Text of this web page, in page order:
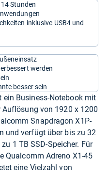
Stunden
inklusive USB4 und
werden
besser sein
ein Business-Notebook mit
Auflösung von 1920 x 1200
Snapdragon X1P-
und verfügt über bis zu 32
1 TB SSD-Speicher. Für
Qualcomm Adreno X1-45
eine Vielzahl von